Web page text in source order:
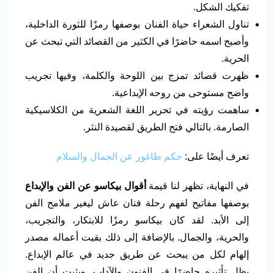
تفكيك الشكل.
تناول الشعراء حياة الفنان بوصفها رمزًا للثورة الداخلية،
وأصبح اسمه حاضرًا في الكثير من القصائد التي تبحث عن
الحرية.
ظهرت قصائد تمزج بين اللوحة والكلمة، وفيها تجريب
واضح مستوحى من روحه الإبداعية.
ساهمت رؤيته في تحرير اللغة الشعرية من الكلاسيكية
الصارمة. بالتالي فتح الطريق لقصيدة النثر.
تعرف أيضًا على: حكم طاغور عن الجمال والسلام
في النهاية، تظهر لنا قيمة أقوال بيكاسو عن الفن والإبداع
بوصفها مفاتيح لفهم رحلة فنان عاش ليغير ملامح الفن
إلى الأبد. لقد كان بيكاسو رمزًا للابتكار، والتجريب،
والحرية، والجمال. بالإضافة إلى ذلك بقيت أعماله مصدر
إلهام لكل من يبحث عن طريق جديد في عالم الإبداع.